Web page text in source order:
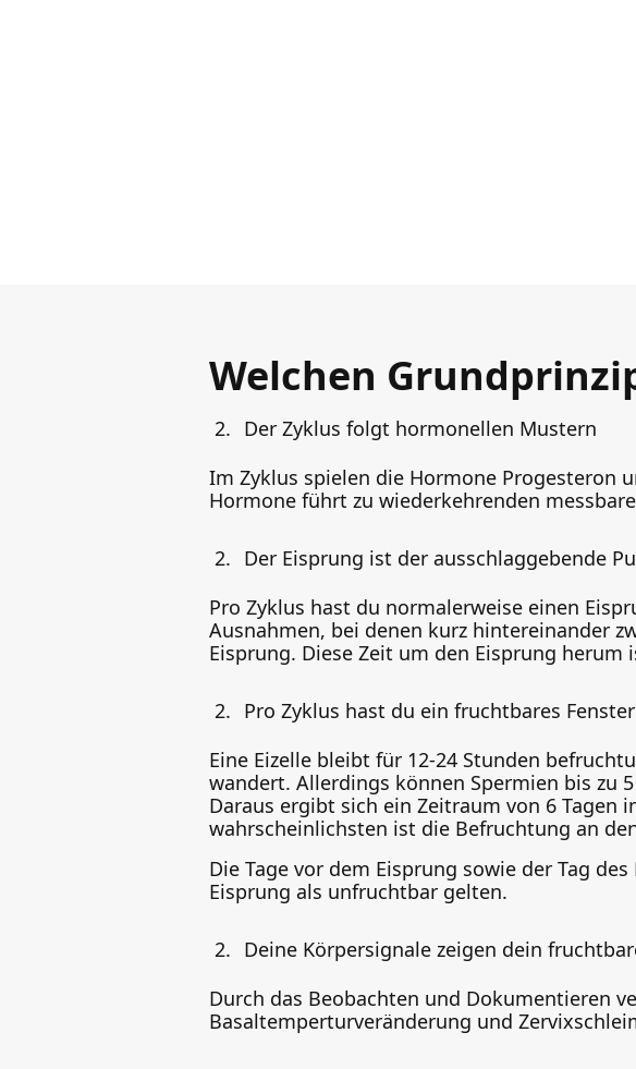
Welchen
Der Zyklus folgt hormonellen Mustern
Im Zyklus spielen die Hormone Progesteron
Hormone führt zu wiederkehrenden
Der Eisprung ist der ausschlaggebende
Pro Zyklus hast du normalerweise einen
Ausnahmen, bei denen kurz hintereinander
Eisprung. Diese Zeit um den Eisprung
Pro Zyklus hast du ein fruchtbares
Eine Eizelle bleibt für 12-24 Stunden
wandert. Allerdings können Spermien bis zu
Daraus ergibt sich ein Zeitraum von 6 Tagen
wahrscheinlichsten ist die Befruchtung an
Die Tage vor dem Eisprung sowie der Tag
Eisprung als unfruchtbar gelten.
Deine Körpersignale zeigen dein
Durch das Beobachten und Dokumentieren
Basaltemperturveränderung und